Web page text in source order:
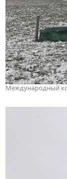
Международный